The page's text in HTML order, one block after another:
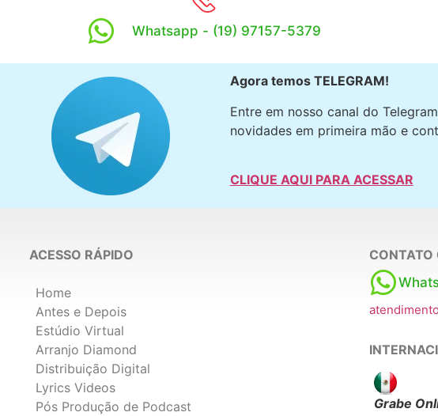
Whatsapp - (19) 97157-5379
Agora temos TELEGRAM!
Entre em nosso canal do
novidades em primeira mão e
CLIQUE AQUI PARA ACESSAR
ACESSO RÁPIDO
Home
Antes e Depois
Estúdio Virtual
Arranjo Diamond
Distribuição Digital
Lyrics Videos
Pós Produção de Podcast
CONTATO
Grabe